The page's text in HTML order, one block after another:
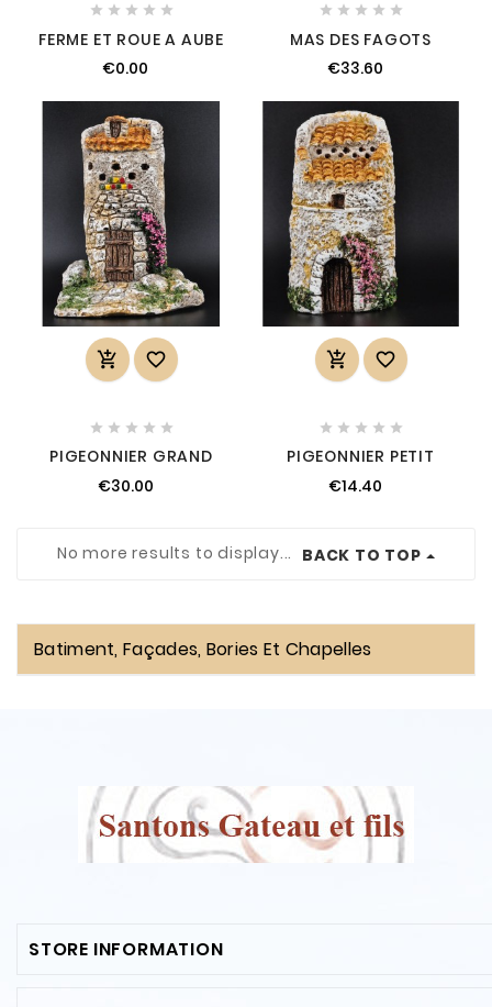
    
FERME ET ROUE A AUBE
€0.00
    
MAS DES FAGOTS
€33.60
 
    
PIGEONNIER GRAND
€30.00
 
    
PIGEONNIER PETIT
€14.40
No more results to display... BACK TO TOP
Batiment, Façades, Bories Et Chapelles
STORE INFORMATION